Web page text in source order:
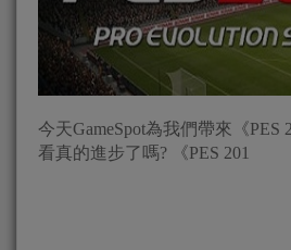
今天GameSpot為我們帶來《PES
看真的進步了嗎? 《PES 201